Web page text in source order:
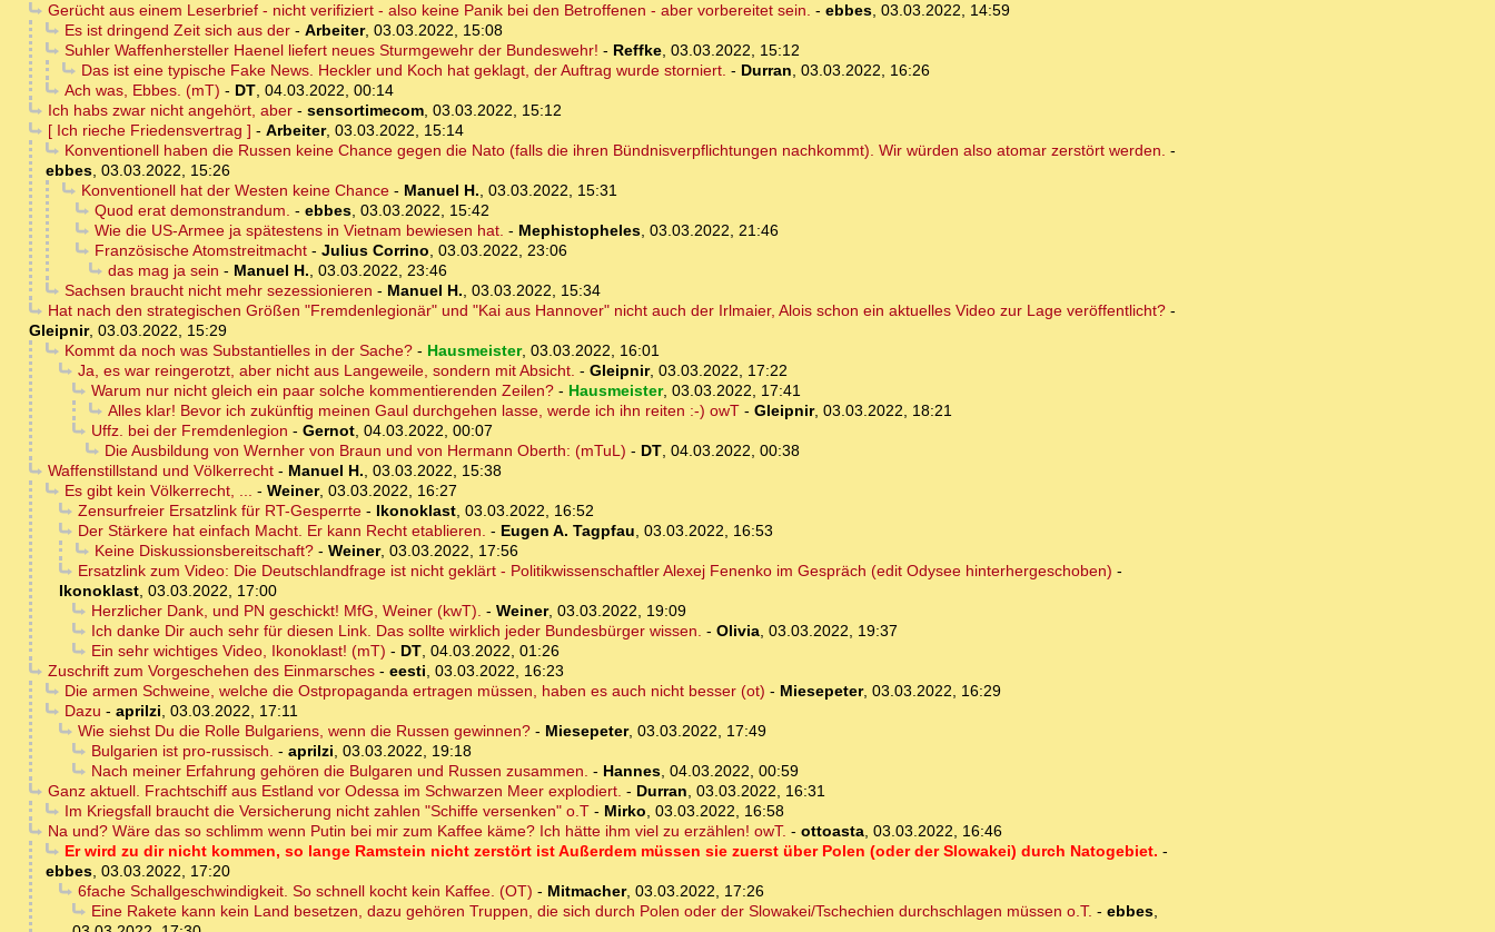
Gerücht aus einem Leserbrief - nicht verifiziert - also keine Panik bei den Betroffenen - aber vorbereitet sein. - ebbes, 03.03.2022, 14:59
Es ist dringend Zeit sich aus der- Arbeiter, 03.03.2022, 15:08
Suhler Waffenhersteller Haenel liefert neues Sturmgewehr der Bundeswehr! - Reffke, 03.03.2022, 15:12
Das ist eine typische Fake News. Heckler und Koch hat geklagt, der Auftrag wurde storniert. - Durran, 03.03.2022, 16:26
Ach was, Ebbes. (mT) - DT, 04.03.2022, 00:14
Ich habs zwar nicht angehört, aber- sensortimecom, 03.03.2022, 15:12
[ Ich rieche Friedensvertrag ] - Arbeiter, 03.03.2022, 15:14
Konventionell haben die Russen keine Chance gegen die Nato (falls die ihren Bündnisverpflichtungen nachkommt). Wir würden also atomar zerstört werden. -
ebbes, 03.03.2022, 15:26
Konventionell hat der Westen keine Chance- Manuel H., 03.03.2022, 15:31
Quod erat demonstrandum. - ebbes, 03.03.2022, 15:42
Wie die US-Armee ja spätestens in Vietnam bewiesen hat. - Mephistopheles, 03.03.2022, 21:46
Französische Atomstreitmacht- Julius Corrino, 03.03.2022, 23:06
das mag ja sein - Manuel H., 03.03.2022, 23:46
Sachsen braucht nicht mehr sezessionieren - Manuel H., 03.03.2022, 15:34
Hat nach den strategischen Größen "Fremdenlegionär" und "Kai aus Hannover" nicht auch der Irlmaier, Alois schon ein aktuelles Video zur Lage veröffentlicht?-
Gleipnir, 03.03.2022, 15:29
Kommt da noch was Substantielles in der Sache?- Hausmeister, 03.03.2022, 16:01
Ja, es war reingerotzt, aber nicht aus Langeweile, sondern mit Absicht. - Gleipnir, 03.03.2022, 17:22
Warum nur nicht gleich ein paar solche kommentierenden Zeilen?- Hausmeister, 03.03.2022, 17:41
Alles klar! Bevor ich zukünftig meinen Gaul durchgehen lasse, werde ich ihn reiten :-) owT- Gleipnir, 03.03.2022, 18:21
Uffz. bei der Fremdenlegion - Gernot, 04.03.2022, 00:07
Die Ausbildung von Wernher von Braun und von Hermann Oberth: (mTuL) - DT, 04.03.2022, 00:38
Waffenstillstand und Völkerrecht- Manuel H., 03.03.2022, 15:38
Es gibt kein Völkerrecht, ... - Weiner, 03.03.2022, 16:27
Zensurfreier Ersatzlink für RT-Gesperrte- Ikonoklast, 03.03.2022, 16:52
Der Stärkere hat einfach Macht. Er kann Recht etablieren. - Eugen A. Tagpfau, 03.03.2022, 16:53
Keine Diskussionsbereitschaft?- Weiner, 03.03.2022, 17:56
Ersatzlink zum Video: Die Deutschlandfrage ist nicht geklärt - Politikwissenschaftler Alexej Fenenko im Gespräch (edit Odysee hinterhergeschoben) -
Ikonoklast, 03.03.2022, 17:00
Herzlicher Dank, und PN geschickt! MfG, Weiner (kwT). - Weiner, 03.03.2022, 19:09
Ich danke Dir auch sehr für diesen Link. Das sollte wirklich jeder Bundesbürger wissen. - Olivia, 03.03.2022, 19:37
Ein sehr wichtiges Video, Ikonoklast! (mT) - DT, 04.03.2022, 01:26
Zuschrift zum Vorgeschehen des Einmarsches- eesti, 03.03.2022, 16:23
Die armen Schweine, welche die Ostpropaganda ertragen müssen, haben es auch nicht besser (ot) - Miesepeter, 03.03.2022, 16:29
Dazu - aprilzi, 03.03.2022, 17:11
Wie siehst Du die Rolle Bulgariens, wenn die Russen gewinnen?- Miesepeter, 03.03.2022, 17:49
Bulgarien ist pro-russisch. - aprilzi, 03.03.2022, 19:18
Nach meiner Erfahrung gehören die Bulgaren und Russen zusammen. - Hannes, 04.03.2022, 00:59
Ganz aktuell. Frachtschiff aus Estland vor Odessa im Schwarzen Meer explodiert. - Durran, 03.03.2022, 16:31
Im Kriegsfall braucht die Versicherung nicht zahlen "Schiffe versenken" o.T- Mirko, 03.03.2022, 16:58
Na und? Wäre das so schlimm wenn Putin bei mir zum Kaffee käme? Ich hätte ihm viel zu erzählen! owT. - ottoasta, 03.03.2022, 16:46
Er wird zu dir nicht kommen, so lange Ramstein nicht zerstört ist Außerdem müssen sie zuerst über Polen (oder der Slowakei) durch Natogebiet. -
ebbes, 03.03.2022, 17:20
6fache Schallgeschwindigkeit. So schnell kocht kein Kaffee. (OT) - Mitmacher, 03.03.2022, 17:26
Eine Rakete kann kein Land besetzen, dazu gehören Truppen, die sich durch Polen oder der Slowakei/Tschechien durchschlagen müssen o.T. - ebbes,